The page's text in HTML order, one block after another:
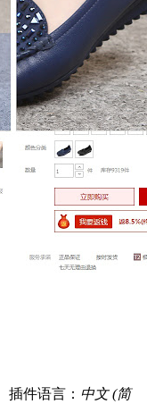
插件语言： 中文 (简